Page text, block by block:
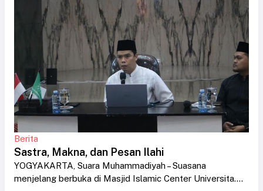
Berita
Sastra, Makna, dan Pesan Ilahi
YOGYAKARTA, Suara Muhammadiyah – Suasana
menjelang berbuka di Masjid Islamic Center Universita....